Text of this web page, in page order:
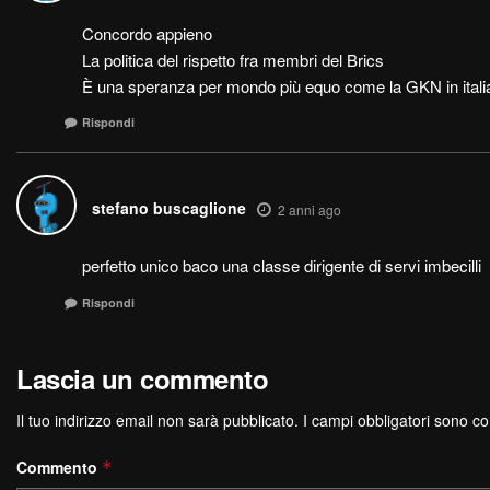
Concordo appieno
La politica del rispetto fra membri del Brics
È una speranza per mondo più equo come la GKN in
Rispondi
stefano buscaglione 2 anni ago
perfetto unico baco una classe dirigente di servi imbecilli
Rispondi
Lascia un commento
Il tuo indirizzo email non sarà pubblicato. I campi obbligatori sono
Commento *